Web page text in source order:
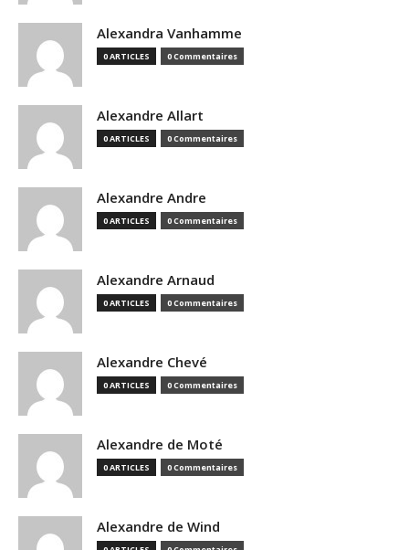
Alexandra Vanhamme
0 ARTICLES 0 Commentaires
Alexandre Allart
0 ARTICLES 0 Commentaires
Alexandre Andre
0 ARTICLES 0 Commentaires
Alexandre Arnaud
0 ARTICLES 0 Commentaires
Alexandre Chevé
0 ARTICLES 0 Commentaires
Alexandre de Moté
0 ARTICLES 0 Commentaires
Alexandre de Wind